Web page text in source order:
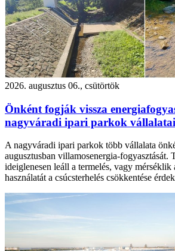
2026. augusztus 06., csütörtök
Önként fogják vissza
nagyváradi ipari parkok vállalatai
A nagyváradi ipari parkok több vállalata
augusztusban villamosenergia-fogyasztását.
ideiglenesen leáll a termelés, vagy
használatát a csúcsterhelés csökkentése